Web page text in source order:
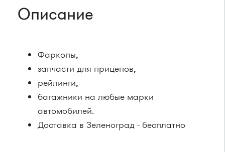
Описание
Фаркопы,
запчасти для прицепов,
рейлинги,
багажники на любые марки
автомобилей.
Доставка в Зеленоград - бесплатно